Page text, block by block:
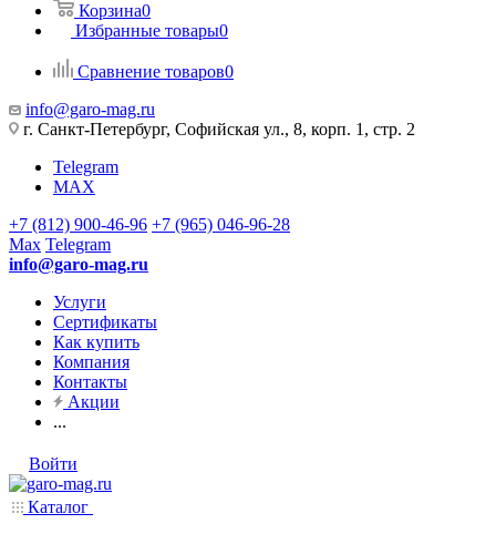
Корзина0
Избранные товары0
Сравнение товаров0
info@garo-mag.ru
г. Санкт-Петербург, Софийская ул., 8, корп. 1, стр. 2
Telegram
MAX
+7 (812) 900-46-96 +7 (965) 046-96-28
Max Telegram
info@garo-mag.ru
Услуги
Сертификаты
Как купить
Компания
Контакты
Акции
...
Войти
Каталог